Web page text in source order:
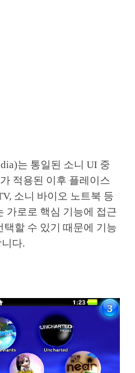
는 통일된 소니 UI 중
적용된 이후 플레이스
소니 바이오 노트북 등
가로로 핵심 기능에 접근
할 수 있기 때문에 기능
다.